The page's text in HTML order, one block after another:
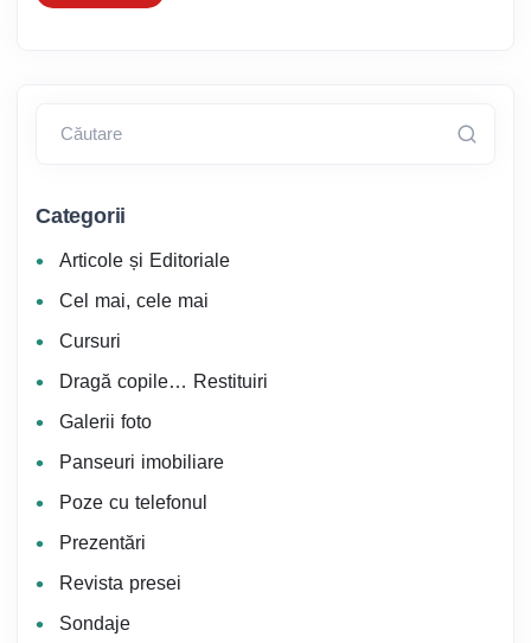
Căutare
Categorii
Articole și Editoriale
Cel mai, cele mai
Cursuri
Dragă copile… Restituiri
Galerii foto
Panseuri imobiliare
Poze cu telefonul
Prezentări
Revista presei
Sondaje